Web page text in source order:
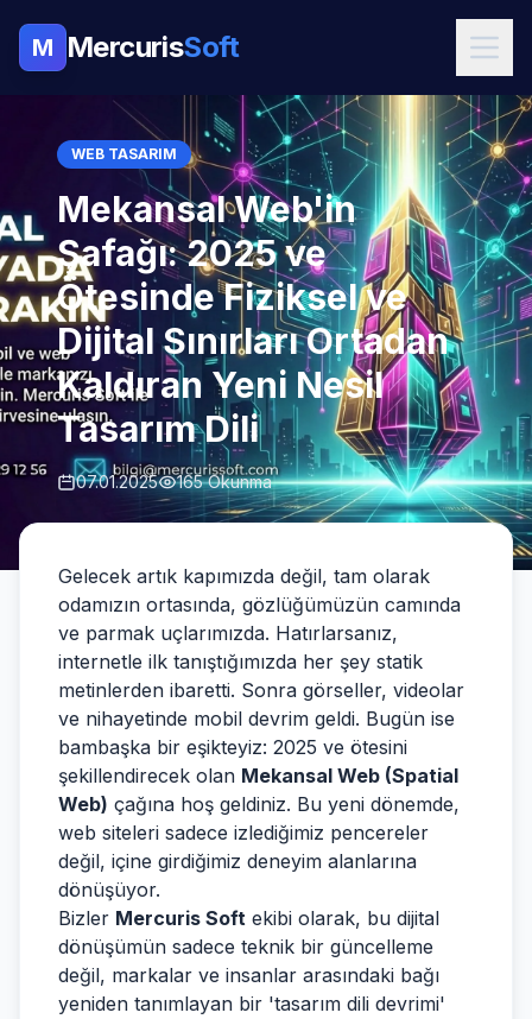
M MercurisSoft
WEB TASARIM
Mekansal Web'in
Şafağı: 2025 ve
Ötesinde Fiziksel ve
Dijital Sınırları Ortadan
Kaldıran Yeni Nesil
Tasarım Dili
07.01.2025 165 Okunma
Gelecek artık kapımızda değil, tam olarak
odamızın ortasında, gözlüğümüzün camında
ve parmak uçlarımızda. Hatırlarsanız,
internetle ilk tanıştığımızda her şey statik
metinlerden ibaretti. Sonra görseller, videolar
ve nihayetinde mobil devrim geldi. Bugün ise
bambaşka bir eşikteyiz: 2025 ve ötesini
şekillendirecek olan Mekansal Web (Spatial
Web) çağına hoş geldiniz. Bu yeni dönemde,
web siteleri sadece izlediğimiz pencereler
değil, içine girdiğimiz deneyim alanlarına
dönüşüyor.
Bizler Mercuris Soft ekibi olarak, bu dijital
dönüşümün sadece teknik bir güncelleme
değil, markalar ve insanlar arasındaki bağı
yeniden tanımlayan bir 'tasarım dili devrimi'